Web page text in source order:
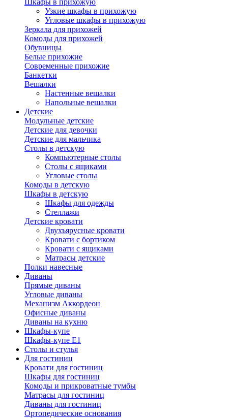
Шкафы в прихожую
Узкие шкафы в прихожую
Угловые шкафы в прихожую
Зеркала для прихожей
Комоды для прихожей
Обувницы
Белые прихожие
Современные прихожие
Банкетки
Вешалки
Настенные вешалки
Напольные вешалки
Детские
Модульные детские
Детские для девочки
Детские для мальчика
Столы в детскую
Компьютерные столы
Столы с ящиками
Угловые столы
Комоды в детскую
Шкафы в детскую
Шкафы для одежды
Стеллажи
Детские кровати
Двухъярусные кровати
Кровати с бортиком
Кровати с ящиками
Матрасы детские
Полки навесные
Диваны
Прямые диваны
Угловые диваны
Механизм Аккордеон
Офисные диваны
Диваны на кухню
Шкафы-купе
Шкафы-купе Е1
Столы и стулья
Для гостиниц
Кровати для гостиниц
Шкафы для гостиниц
Комоды и прикроватные тумбы
Матрасы для гостиниц
Диваны для гостиниц
Ортопедические основания